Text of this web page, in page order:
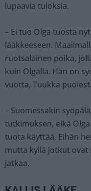
lupaavia tuloksia.
– Ei tuo Olga tuosta
lääkkeeseen.
ruotsalainen poika,
kuin Olgalla. Hän on
vuotta, Tuukka
– Suomessakin
tutkimuksen, eikä
tuota käyttää. Eihän
mutta kyllä jotkut ovat
jatkaa.